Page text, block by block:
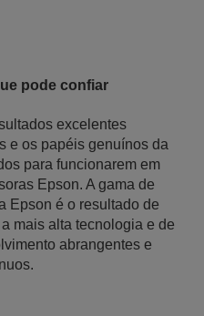
pode confiar
excelentes
e os papéis genuínos da
para funcionarem em
Epson. A gama de
Epson é o resultado de
mais alta tecnologia e de
abrangentes e